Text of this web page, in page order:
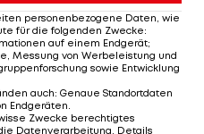
wegen eines
playing Captain" in
wird, hielt im Namen
Rede. Er sei überzeugt
erfolgreiche EM
personenbezogene Daten, wie
für die folgenden Zwecke:
auf einem Endgerät;
Messung von Werbeleistung und
sowie Entwicklung
auch: Genaue Standortdaten
Endgeräten
Zwecke berechtigtes
Datenverarbeitung. Details